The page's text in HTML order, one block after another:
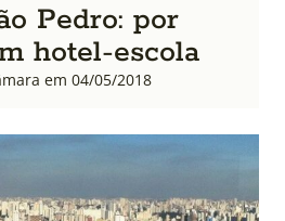
Pedro: por
hotel-escola
em 04/05/2018